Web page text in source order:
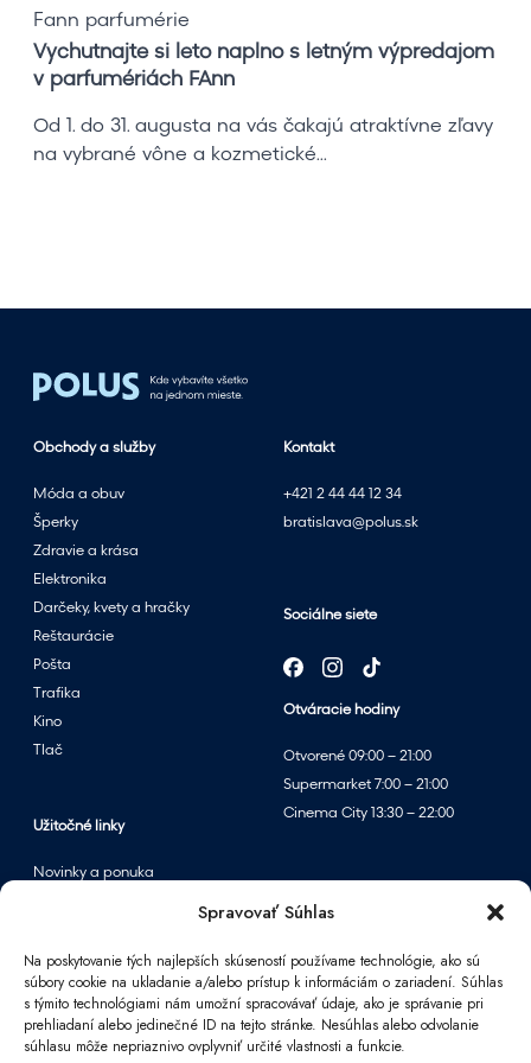
Spravovať Súhlas
Na poskytovanie tých najlepších skúseností používame technológie, ako sú
súbory cookie na ukladanie a/alebo prístup k informáciám o zariadení. Súhlas
s týmito technológiami nám umožní spracovávať údaje, ako je správanie pri
prehliadaní alebo jedinečné ID na tejto stránke. Nesúhlas alebo odvolanie
súhlasu môže nepriaznivo ovplyvniť určité vlastnosti a funkcie.
l
e
t
o
e
t
ý
m
v
ý
p
r
e
d
a
j
o
p
r
m
é
r
i
Fann parfumérie
Vychutnajte si leto naplno s letným výpredajom
v parfumériách FAnn
Od 1. do 31. augusta na vás čakajú atraktívne zľavy
na vybrané vône a kozmetické...
Kontakt
+421 2 44 44 12 34
bratislava@polus.sk
Sociálne siete
Otváracie hodiny
Otvorené 09:00 – 21:00
Supermarket 7:00 – 21:00
Cinema City 13:30 – 22:00
Obchody a služby
Móda a obuv
Šperky
Zdravie a krása
Elektronika
Darčeky, kvety a hračky
Reštaurácie
Pošta
Trafika
Kino
Tlač
Užitočné linky
Novinky a ponuka
Informácie
Kontakt